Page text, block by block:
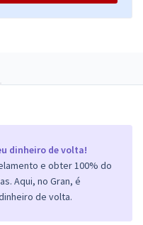
dinheiro de volta!
e obter 100% do
Aqui, no Gran, é
de volta.